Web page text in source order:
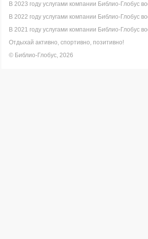
В 2023 году услугами компании Библио-Глобус
В 2022 году услугами компании Библио-Глобус
В 2021 году услугами компании Библио-Глобус
Отдыхай активно, спортивно, позитивно!
© Библио-Глобус, 2026